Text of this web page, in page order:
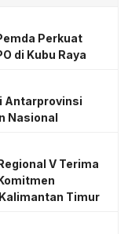
Perkuat
di Kubu Raya
Antarprovinsi
Nasional
V Terima
Timur